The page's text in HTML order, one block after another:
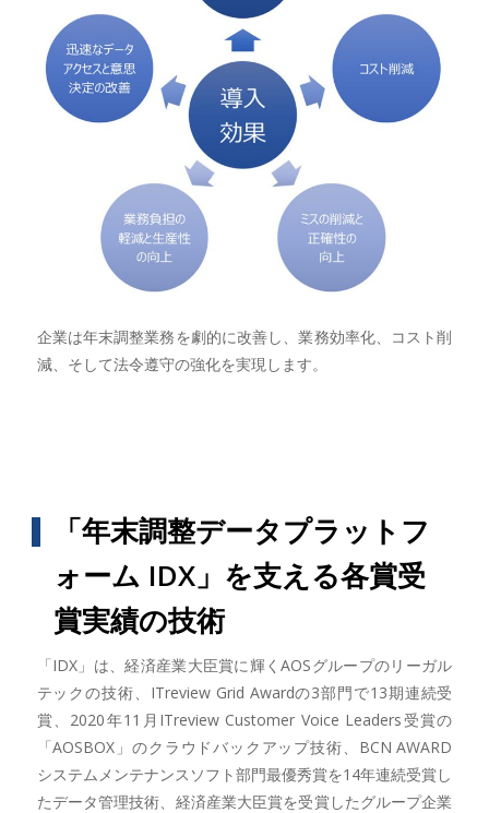
企業は年末調整業務を劇的に改善し、業務効率化、コスト削
減、そして法令遵守の強化を実現します。
「年末調整データプラットフ
ォーム IDX」を支える各賞受
賞実績の技術
「IDX」は、経済産業大臣賞に輝くAOSグループのリーガル
テックの技術、ITreview Grid Awardの3部門で13期連続受
賞、2020年11月ITreview Customer Voice Leaders受賞の
「AOSBOX」のクラウドバックアップ技術、BCN AWARD
システムメンテナンスソフト部門最優秀賞を14年連続受賞し
たデータ管理技術、経済産業大臣賞を受賞したグループ企業